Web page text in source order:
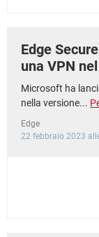
Edge
una VPN
Microsoft ha
nella versione...
Edge
22 febbraio 2023